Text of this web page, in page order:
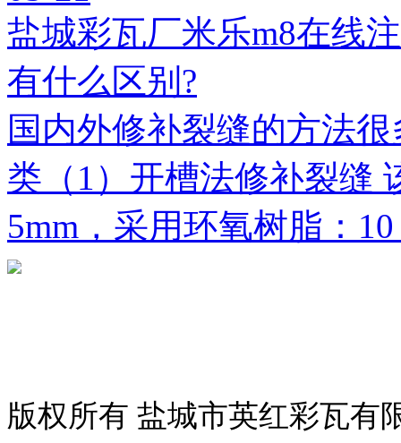
盐城彩瓦厂米乐m8在线
有什么区别?
国内外修补裂缝的方法
类（1）开槽法修补裂缝
5mm，采用环氧树脂：
版权所有 盐城市英红彩瓦有